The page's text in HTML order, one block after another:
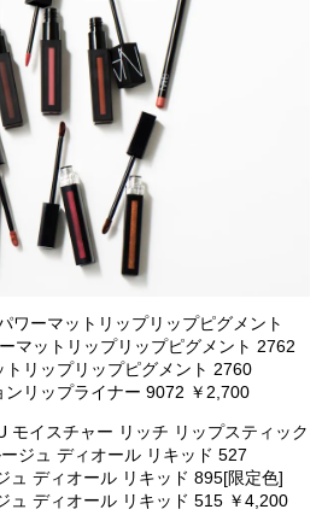
ワーマットリップリップピグメント
マットリップリップピグメント 2762
トリップリップピグメント 2760
ンリップライナー 9072 ￥2,700
モイスチャー リッチ リップスティック
ジュ ディオール リキッド 527
ュ ディオール リキッド 895[限定色]
ュ ディオール リキッド 515 ￥4,200